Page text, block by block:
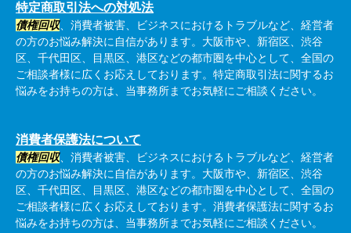
特定商取引法への対処法
債権回収、消費者被害、ビジネスにおけるトラブルなど、経営者
の方のお悩み解決に自信があります。大阪市や、新宿区、渋谷
区、千代田区、目黒区、港区などの都市圏を中心として、全国の
ご相談者様に広くお応えしております。特定商取引法に関するお
悩みをお持ちの方は、当事務所までお気軽にご相談ください。
消費者保護法について
債権回収、消費者被害、ビジネスにおけるトラブルなど、経営者
の方のお悩み解決に自信があります。大阪市や、新宿区、渋谷
区、千代田区、目黒区、港区などの都市圏を中心として、全国の
ご相談者様に広くお応えしております。消費者保護法に関するお
悩みをお持ちの方は、当事務所までお気軽にご相談ください。